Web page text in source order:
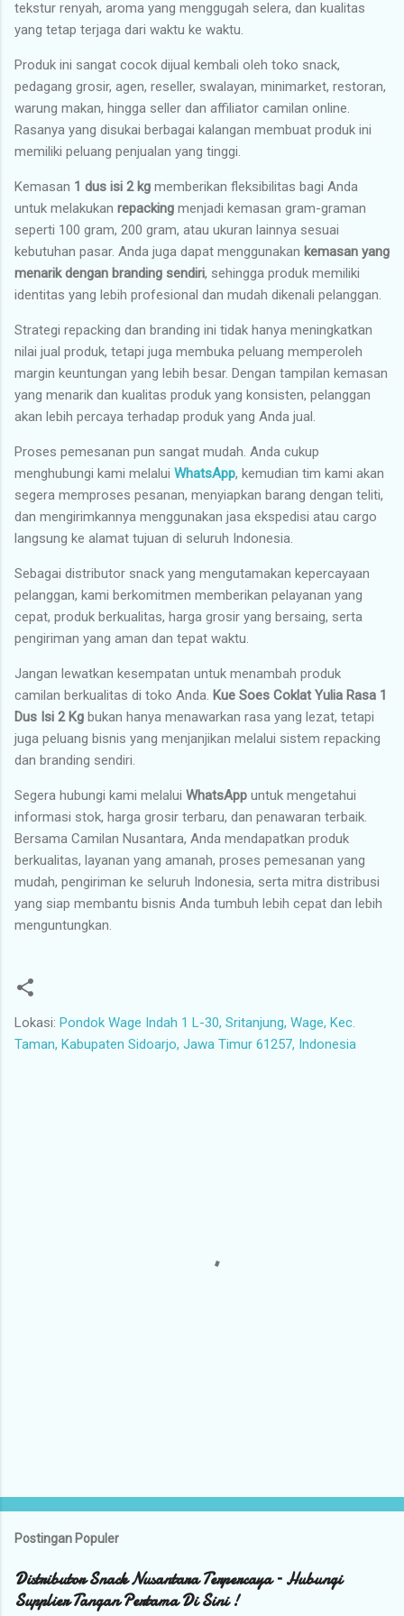
tekstur renyah, aroma yang menggugah selera, dan kualitas
yang tetap terjaga dari waktu ke waktu.
Produk ini sangat cocok dijual kembali oleh toko snack,
pedagang grosir, agen, reseller, swalayan, minimarket, restoran,
warung makan, hingga seller dan affiliator camilan online.
Rasanya yang disukai berbagai kalangan membuat produk ini
memiliki peluang penjualan yang tinggi.
Kemasan 1 dus isi 2 kg memberikan fleksibilitas bagi Anda
untuk melakukan repacking menjadi kemasan gram-graman
seperti 100 gram, 200 gram, atau ukuran lainnya sesuai
kebutuhan pasar. Anda juga dapat menggunakan kemasan yang
menarik dengan branding sendiri, sehingga produk memiliki
identitas yang lebih profesional dan mudah dikenali pelanggan.
Strategi repacking dan branding ini tidak hanya meningkatkan
nilai jual produk, tetapi juga membuka peluang memperoleh
margin keuntungan yang lebih besar. Dengan tampilan kemasan
yang menarik dan kualitas produk yang konsisten, pelanggan
akan lebih percaya terhadap produk yang Anda jual.
Proses pemesanan pun sangat mudah. Anda cukup
menghubungi kami melalui WhatsApp, kemudian tim kami akan
segera memproses pesanan, menyiapkan barang dengan teliti,
dan mengirimkannya menggunakan jasa ekspedisi atau cargo
langsung ke alamat tujuan di seluruh Indonesia.
Sebagai distributor snack yang mengutamakan kepercayaan
pelanggan, kami berkomitmen memberikan pelayanan yang
cepat, produk berkualitas, harga grosir yang bersaing, serta
pengiriman yang aman dan tepat waktu.
Jangan lewatkan kesempatan untuk menambah produk
camilan berkualitas di toko Anda. Kue Soes Coklat Yulia Rasa 1
Dus Isi 2 Kg bukan hanya menawarkan rasa yang lezat, tetapi
juga peluang bisnis yang menjanjikan melalui sistem repacking
dan branding sendiri.
Segera hubungi kami melalui WhatsApp untuk mengetahui
informasi stok, harga grosir terbaru, dan penawaran terbaik.
Bersama Camilan Nusantara, Anda mendapatkan produk
berkualitas, layanan yang amanah, proses pemesanan yang
mudah, pengiriman ke seluruh Indonesia, serta mitra distribusi
yang siap membantu bisnis Anda tumbuh lebih cepat dan lebih
menguntungkan.
Lokasi: Pondok Wage Indah 1 L-30, Sritanjung, Wage, Kec.
Taman, Kabupaten Sidoarjo, Jawa Timur 61257, Indonesia
Postingan Populer
Distributor Snack Nusantara Terpercaya – Hubungi
Supplier Tangan Pertama Di Sini !